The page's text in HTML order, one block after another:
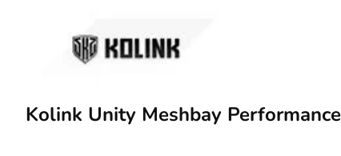
Kolink Unity Meshbay